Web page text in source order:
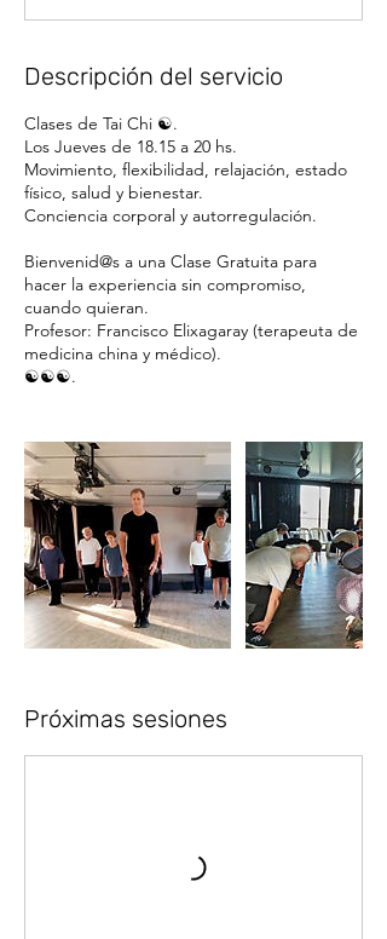
Descripción del servicio
Clases de Tai Chi ☯️.
Los Jueves de 18.15 a 20 hs.
Movimiento, flexibilidad, relajación, estado
físico, salud y bienestar.
Conciencia corporal y autorregulación.
Bienvenid@s a una Clase Gratuita para
hacer la experiencia sin compromiso,
cuando quieran.
Profesor: Francisco Elixagaray (terapeuta de
medicina china y médico).
☯️☯️☯️.
Próximas sesiones